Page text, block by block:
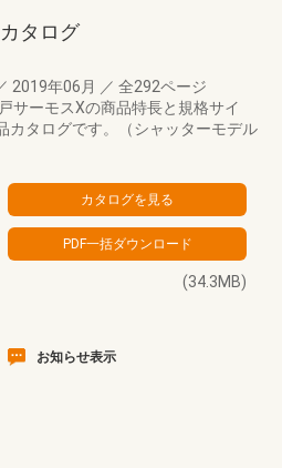
タログ
2019年06月 ／ 全292ページ
サーモスXの商品特長と規格サイ
カタログです。（シャッターモデル
(34.3MB)
お知らせ表示